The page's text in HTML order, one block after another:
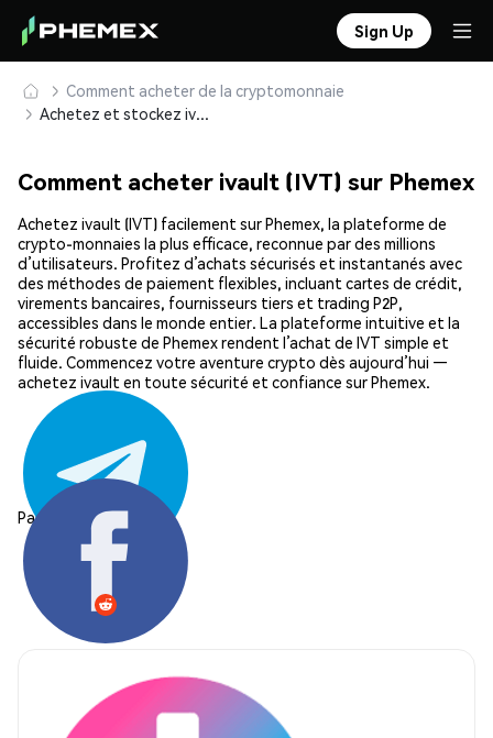
Sign Up
Comment acheter de la cryptomonnaie
Achetez et stockez ivault (IVT) en toute sécurité
Comment acheter ivault (IVT) sur Phemex
Achetez ivault (IVT) facilement sur Phemex, la plateforme de
crypto-monnaies la plus efficace, reconnue par des millions
d’utilisateurs. Profitez d’achats sécurisés et instantanés avec
des méthodes de paiement flexibles, incluant cartes de crédit,
virements bancaires, fournisseurs tiers et trading P2P,
accessibles dans le monde entier. La plateforme intuitive et la
sécurité robuste de Phemex rendent l’achat de IVT simple et
fluide. Commencez votre aventure crypto dès aujourd’hui —
achetez ivault en toute sécurité et confiance sur Phemex.
Partager: